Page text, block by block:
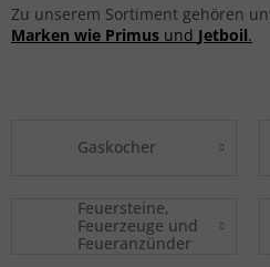
Zu unserem Sortiment gehören
Marken wie Primus und Jetboil.
Gaskocher
Feuersteine,
Feuerzeuge und
Feueranzünder